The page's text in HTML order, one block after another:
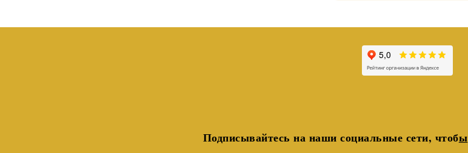
Подписывайтесь на наши социальные сети, чтобы